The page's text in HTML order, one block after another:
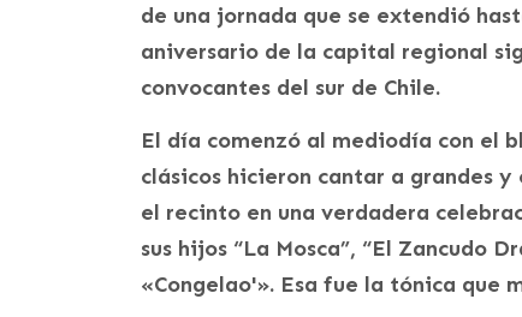
de una jornada que se extendió
aniversario de la capital regional
convocantes del sur de Chile.
El día comenzó al mediodía con el
clásicos hicieron cantar a grandes
el recinto en una verdadera
sus hijos “La Mosca”, “El Zancudo
«Congelao'». Esa fue la tónica que